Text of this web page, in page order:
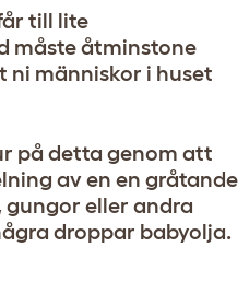
till lite
måste åtminstone
ni människor i huset
på detta genom att
av en en gråtande
gungor eller andra
droppar babyolja.